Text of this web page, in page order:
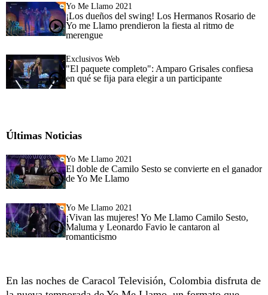
Yo Me Llamo 2021
¡Los dueños del swing! Los Hermanos Rosario de
Yo me Llamo prendieron la fiesta al ritmo de
merengue
Exclusivos Web
"El paquete completo": Amparo Grisales confiesa
en qué se fija para elegir a un participante
Últimas Noticias
Yo Me Llamo 2021
El doble de Camilo Sesto se convierte en el ganador
de Yo Me Llamo
Yo Me Llamo 2021
¡Vivan las mujeres! Yo Me Llamo Camilo Sesto,
Maluma y Leonardo Favio le cantaron al
romanticismo
En las noches de Caracol Televisión, Colombia disfruta de